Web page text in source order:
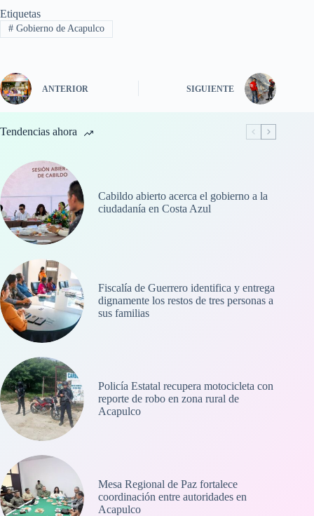
Etiquetas
#Gobierno de Acapulco
ANTERIOR SIGUIENTE
Tendencias ahora
Cabildo abierto acerca el gobierno a la
ciudadanía en Costa Azul
Fiscalía de Guerrero identifica y entrega
dignamente los restos de tres personas a
sus familias
Policía Estatal recupera motocicleta con
reporte de robo en zona rural de
Acapulco
Mesa Regional de Paz fortalece
coordinación entre autoridades en
Acapulco